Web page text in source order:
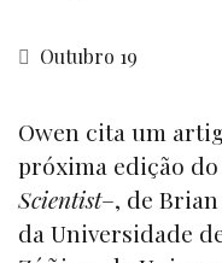
Outubro 19
Owen cita um
próxima edição
Scientist–, de
da Universidade